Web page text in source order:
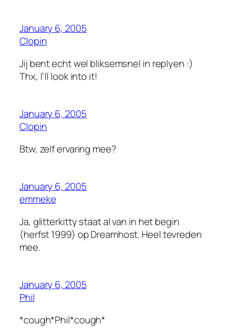
January 6, 2005
Clopin
Jij bent echt wel bliksemsnel in replyen :)
Thx, I’ll look into it!
January 6, 2005
Clopin
Btw, zelf ervaring mee?
January 6, 2005
emmeke
Ja, glitterkitty staat al van in het begin
(herfst 1999) op Dreamhost. Heel tevreden
mee.
January 6, 2005
Phil
*cough*Phil*cough*